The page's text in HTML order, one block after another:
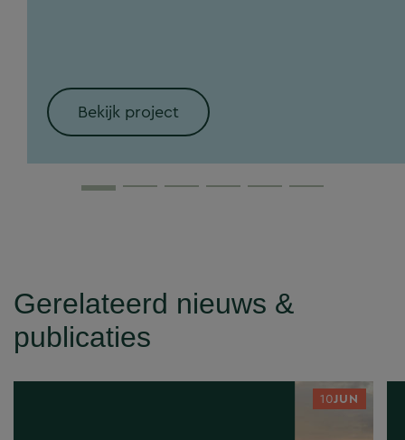
Bekijk project
Gerelateerd nieuws &
publicaties
10JUN